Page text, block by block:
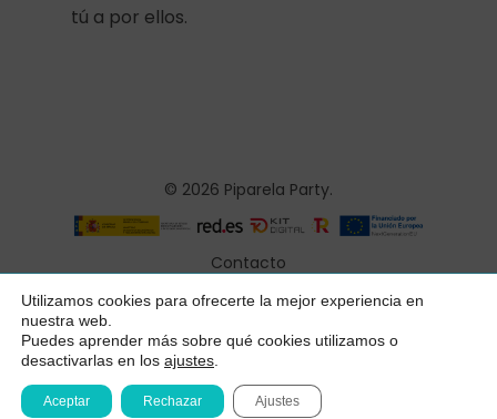
Subtotal: 0,00
Ver Carrito
tú a por ellos.
© 2026 Piparela Party.
Contacto
Aviso legal
Política de privacidad
Condiciones generales
Declaración de accesibilidad
Utilizamos cookies para ofrecerte la mejor experiencia en
nuestra web.
Puedes aprender más sobre qué cookies utilizamos o
desactivarlas en los ajustes
Aceptar Rechazar Ajustes